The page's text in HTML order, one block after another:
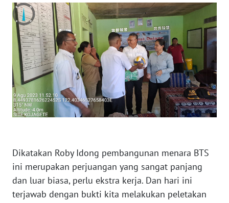
Dikatakan Roby Idong pembangunan menara BTS
ini merupakan perjuangan yang sangat panjang
dan luar biasa, perlu ekstra kerja. Dan hari ini
terjawab dengan bukti kita melakukan peletakan
WN
SULBAR
WN
BABEL
WN
SUMBAR
WN
WN
BENGKULU
WN